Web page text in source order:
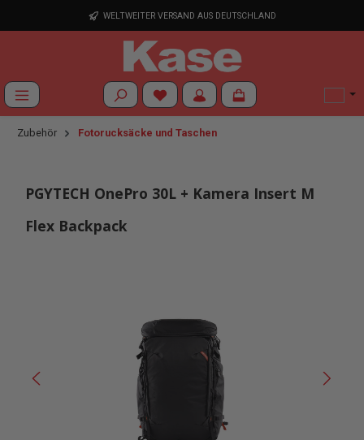
Zum Hauptinhalt springenWELTWEITER VERSAND AUS DEUTSCHLAND
Du hast 0 Produkte auf dem Merkzettel
Zubehör Fotorucksäcke und Taschen
PGYTECH OnePro 30L + Kamera Insert M
Flex Backpack